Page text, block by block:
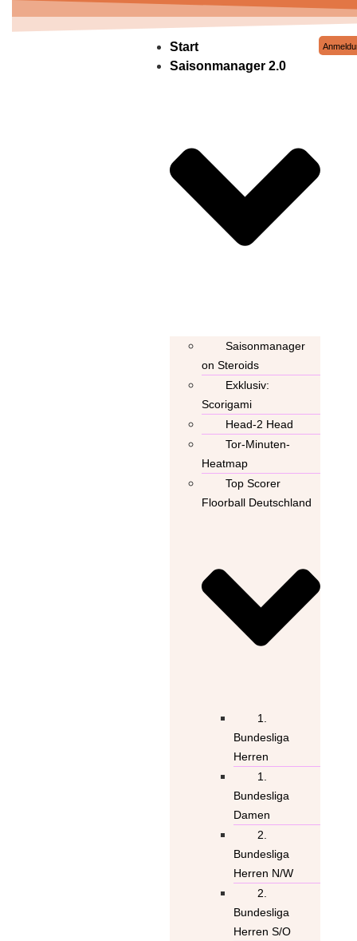
Start
Saisonmanager 2.0
Saisonmanager
on Steroids
Exklusiv:
Scorigami
Head-2 Head
Tor-Minuten-
Heatmap
Top Scorer
Floorball Deutschland
1.
Bundesliga
Herren
1.
Bundesliga
Damen
2.
Bundesliga
Herren N/W
2.
Bundesliga
Herren S/O